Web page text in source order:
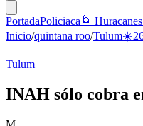
PortadaPoliciaca 🌀 Huracanes
Inicio/quintana roo/Tulum☀️
Tulum
INAH sólo cobra